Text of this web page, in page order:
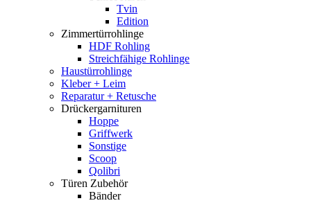
Tvin
Edition
Zimmertürrohlinge
HDF Rohling
Streichfähige Rohlinge
Haustürrohlinge
Kleber + Leim
Reparatur + Retusche
Drückergarnituren
Hoppe
Griffwerk
Sonstige
Scoop
Qolibri
Türen Zubehör
Bänder